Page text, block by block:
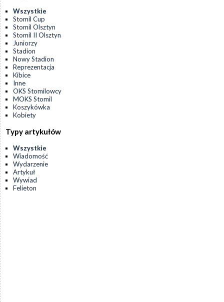
Wszystkie
Stomil Cup
Stomil Olsztyn
Stomil II Olsztyn
Juniorzy
Stadion
Nowy Stadion
Reprezentacja
Kibice
Inne
OKS Stomilowcy
MOKS Stomil
Koszykówka
Kobiety
Typy artykułów
Wszystkie
Wiadomość
Wydarzenie
Artykuł
Wywiad
Felieton